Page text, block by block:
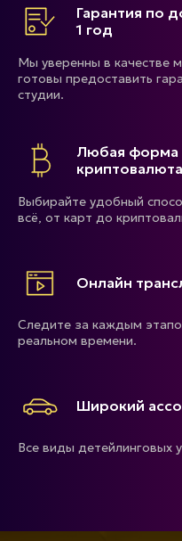
Гарантия по
1 год
Мы уверенны в качестве
готовы предоставить
студии.
Любая форма
криптовалюта
Выбирайте удобный
всё, от карт до
Онлайн
Следите за каждым
реальном времени.
Широкий
Все виды детейлинговых